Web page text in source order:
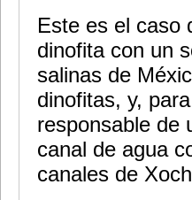
Este es el caso
dinofita con un
salinas de
dinofitas, y,
responsable de
canal de agua
canales de